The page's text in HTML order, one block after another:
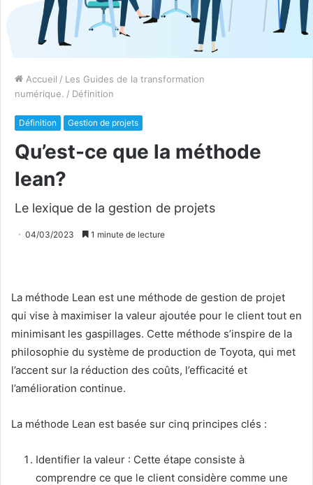
Accueil / Les Guides de la transformation
numérique. / Définition
Définition Gestion de projets
Qu’est-ce que la méthode
lean?
Le lexique de la gestion de projets
04/03/2023 1 minute de lecture
La méthode Lean est une méthode de gestion de projet
qui vise à maximiser la valeur ajoutée pour le client tout en
minimisant les gaspillages. Cette méthode s’inspire de la
philosophie du système de production de Toyota, qui met
l’accent sur la réduction des coûts, l’efficacité et
l’amélioration continue.
La méthode Lean est basée sur cinq principes clés :
Identifier la valeur : Cette étape consiste à
comprendre ce que le client considère comme une